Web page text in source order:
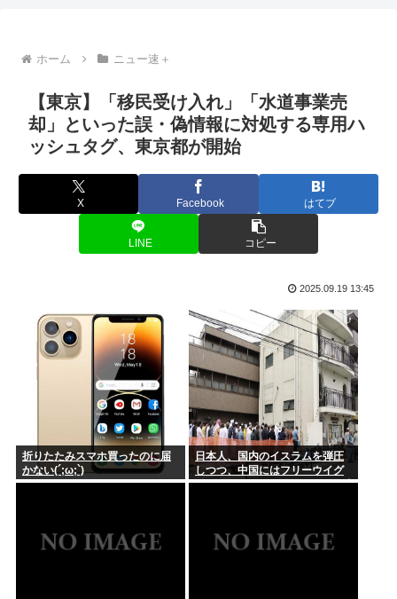
されて不...
世界のEV平均価格がHV下回る 中国車が新興国に流入、日本勢
に逆...
なぜ日本の映画はつまらないのか
【火事場泥棒】「自衛隊員や報道カメラマンのフリをして泥棒
てる
浜田雅功、超スパルタ高校時代 夏の思い出に共演者衝撃「え
え？」「...
【動画】まんさん「彼氏いない女のリアルがこれ」
(ヽ´ん`)「俺がこれまでに片思いして来た女たち、クミコ、ナ
女審判、謝罪
ヒカキンの鬼茶、誰にも買われず投げ売りされてしまうwww
2mの奴に身長170cmが勝てる可能性が一番高い格闘技
両親「もう結婚しろとは言わない。でも老後に独りはキツイ
ぞ。どうす...
【画像】坂口杏里、逃走して便器にこびりついた カスまで晒
されるw...
ホーム ニュー速＋
【東京】「移民受け入れ」「水道事業売
却」といった誤・偽情報に対処する専用ハ
ッシュタグ、東京都が開始
X Facebook はてブ
LINE コピー
2025.09.19 13:45
折りたたみスマホ買ったのに届
かない(´;ω;`)
日本人、国内のイスラムを弾圧
しつつ、中国にはフリーウイグ
ル(ウイグルはほぼムスリム)を叫